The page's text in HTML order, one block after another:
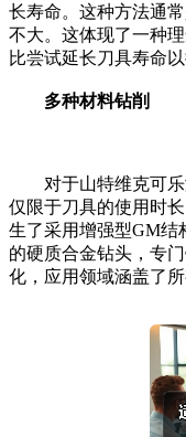
长寿命。这种方法通
不大。这体现了一种
比尝试延长刀具寿命
多种材料钻削
对于山特维克可乐
仅限于刀具的使用时
生了采用增强型GM结
的硬质合金钻头，专
化，应用领域涵盖了所